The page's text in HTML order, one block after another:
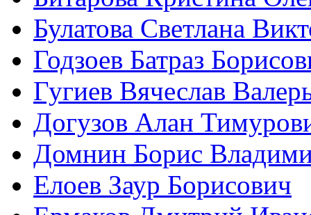
Булатова Светлана
Годзоев Батраз
Гугиев Вячеслав
Догузов Алан
Домнин Борис
Елоев Заур Борисович